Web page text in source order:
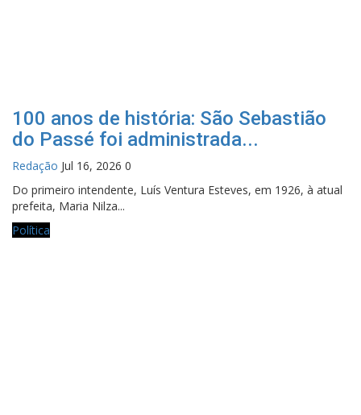
100 anos de história: São Sebastião
do Passé foi administrada...
Redação Jul 16, 2026 0
Do primeiro intendente, Luís Ventura Esteves, em 1926, à atual
prefeita, Maria Nilza...
Política